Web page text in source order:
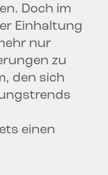
Doch im
Einhaltung
nur
zu
den sich
einen